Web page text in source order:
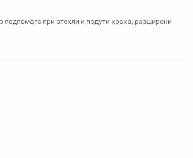
при отекли и подути крака, разширени